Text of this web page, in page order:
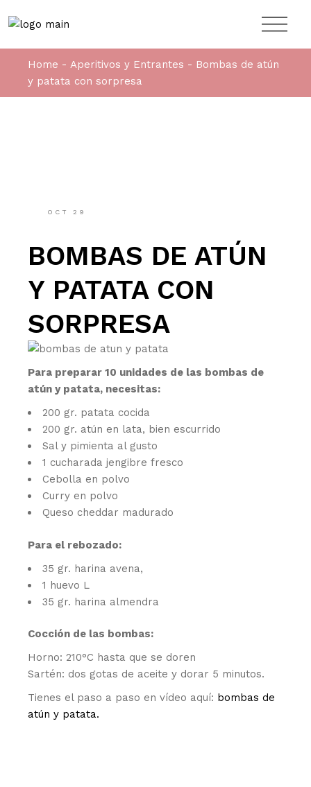
Home Aperitivos y Entrantes
Bombas de atún
y patata con sorpresa
OCT 29
BOMBAS DE ATÚN
Y PATATA CON
SORPRESA
Para preparar 10 unidades de las bombas de
atún y patata, necesitas:
200 gr. patata cocida
200 gr. atún en lata, bien escurrido
Sal y pimienta al gusto
1 cucharada jengibre fresco
Cebolla en polvo
Curry en polvo
Queso cheddar madurado
Para el rebozado:
35 gr. harina avena,
1 huevo L
35 gr. harina almendra
Cocción de las bombas:
Horno: 210°C hasta que se doren
Sartén: dos gotas de aceite y dorar 5 minutos.
Tienes el paso a paso en vídeo aquí: bombas de
atún y patata.